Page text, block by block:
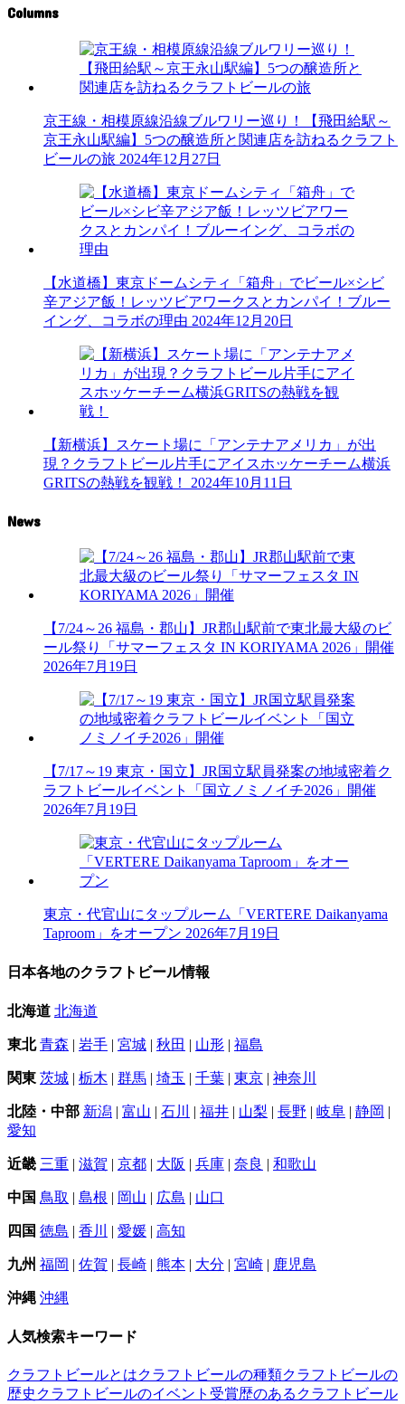
Columns
京王線・相模原線沿線ブルワリー巡り！【飛田給駅～
京王永山駅編】5つの醸造所と関連店を訪ねるクラフト
ビールの旅 2024年12月27日
【水道橋】東京ドームシティ「箱舟」でビール×シビ
辛アジア飯！レッツビアワークスとカンパイ！ブルー
イング、コラボの理由 2024年12月20日
【新横浜】スケート場に「アンテナアメリカ」が出
現？クラフトビール片手にアイスホッケーチーム横浜
GRITSの熱戦を観戦！
2024年10月11日
News
【7/24～26 福島・郡山】JR郡山駅前で東北最大級のビ
ール祭り「サマーフェスタ IN KORIYAMA 2026」開催
2026年7月19日
【7/17～19 東京・国立】JR国立駅員発案の地域密着ク
ラフトビールイベント「国立ノミノイチ2026」開催
2026年7月19日
東京・代官山にタップルーム「VERTERE Daikanyama
Taproom」をオープン 2026年7月19日
日本各地のクラフトビール情報
北海道 北海道
東北 青森 | 岩手 | 宮城 | 秋田 | 山形 | 福島
関東 茨城 | 栃木 | 群馬 | 埼玉 | 千葉 | 東京 | 神奈川
北陸・中部 新潟 | 富山 | 石川 | 福井 | 山梨 | 長野 | 岐阜 | 静岡 |
愛知
近畿 三重 | 滋賀 | 京都 | 大阪 | 兵庫 | 奈良 | 和歌山
中国 鳥取 | 島根 | 岡山 | 広島 | 山口
四国 徳島 | 香川 | 愛媛 | 高知
九州 福岡 | 佐賀 | 長崎 | 熊本 | 大分 | 宮崎 | 鹿児島
沖縄 沖縄
人気検索キーワード
クラフトビールとはクラフトビールの種類クラフトビールの
歴史 クラフトビールのイベント 受賞歴のあるクラフトビール